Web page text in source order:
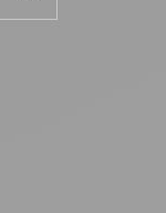
Instagram
Youtube
sur